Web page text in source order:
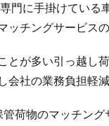
門に手掛けている
ッチングサービス
とが多い引っ越し
社の業務負担軽減
荷物のマッチン